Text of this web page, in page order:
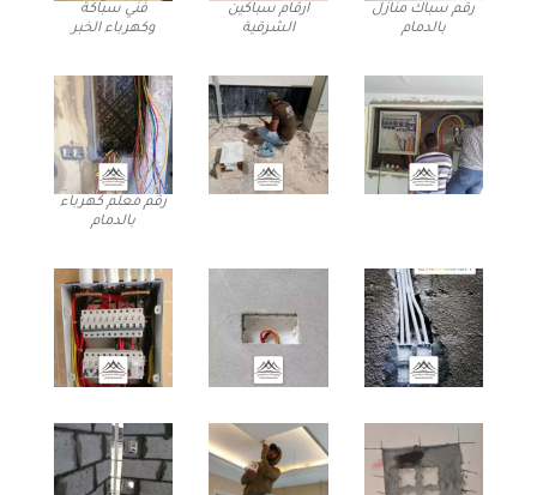
رقم سباك منازل
بالدمام
ارقام سباكين
الشرقية
فني سباكة
وكهرباء الخبر
رقم معلم كهرباء
بالدمام